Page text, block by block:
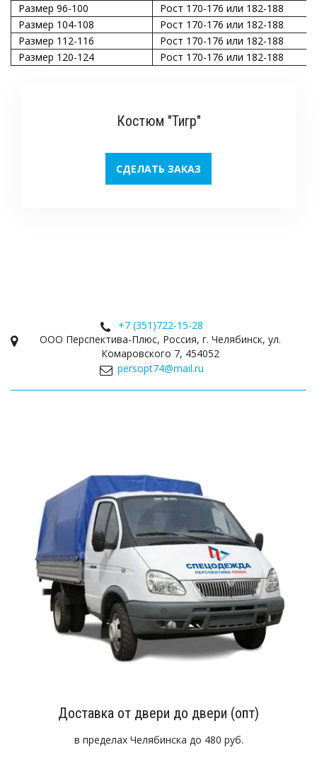
Размер 96-100
Рост 170-176 или 182-188
Размер 104-108
Рост 170-176 или 182-188
Размер 112-116
Рост 170-176 или 182-188
Размер 120-124
Рост 170-176 или 182-188
Костюм "Тигр"
СДЕЛАТЬ ЗАКАЗ
+7 (351)722-15-28
ООО Перспектива-Плюс, Россия, г. Челябинск, ул.
Комаровского 7, 454052
persopt74@mail.ru
Доставка от двери до двери (опт)
в пределах Челябинска до 480 руб.